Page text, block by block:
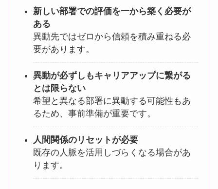
新しい部署での評価を一から築く必要が
ある
異動先ではゼロから信頼を積み重ねる必
要があります。
異動が必ずしもキャリアアップに繋がる
とは限らない
希望と異なる部署に異動する可能性もあ
るため、事前準備が重要です。
人間関係のリセットが必要
既存の人脈を活用しづらくなる場合があ
ります。